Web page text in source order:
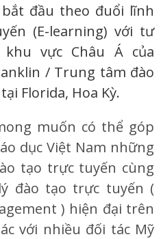
đầu theo đuổi lĩnh
(E-learning) với tư
vực Châu Á của
/ Trung tâm đào
Florida, Hoa Kỳ.
muốn có thể góp
dục Việt Nam những
tạo trực tuyến cùng
đào tạo trực tuyến (
) hiện đại trên
với nhiều đối tác Mỹ